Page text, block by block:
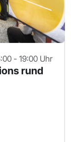
- 19:00 Uhr
rund